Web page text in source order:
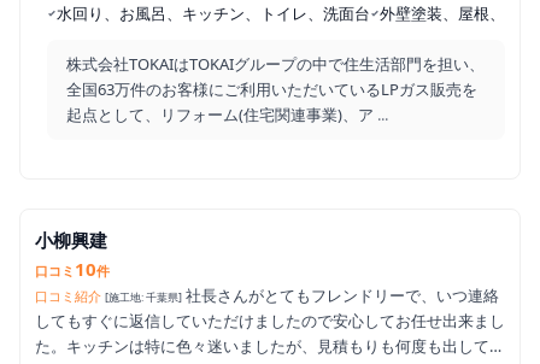
水回り、お風呂、キッチン、トイレ、洗面台 外壁塗装、屋根、太
株式会社TOKAIはTOKAIグループの中で住生活部門を担い、
全国63万件のお客様にご利用いただいているLPガス販売を
起点として、リフォーム(住宅関連事業)、ア ...
小柳興建
口コミ 10件
口コミ紹介 [施工地: 千葉県] 社長さんがとてもフレンドリーで、いつ連絡
してもすぐに返信していただけましたので安心してお任せ出来まし
た。キッチンは特に色々迷いましたが、見積もりも何度も出して頂